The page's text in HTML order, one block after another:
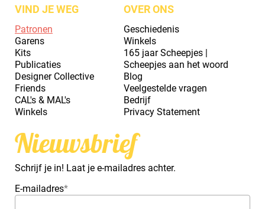
VIND JE WEG
Patronen
Garens
Kits
Publicaties
Designer Collective
Friends
CAL's & MAL's
Winkels
OVER ONS
Geschiedenis
Winkels
165 jaar Scheepjes |
Scheepjes aan het woord
Blog
Veelgestelde vragen
Bedrijf
Privacy Statement
Nieuwsbrief
Schrijf je in! Laat je e-mailadres achter.
E-mailadres*